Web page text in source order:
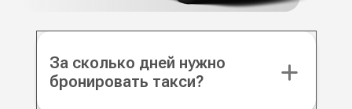
За сколько дней нужно
бронировать такси?